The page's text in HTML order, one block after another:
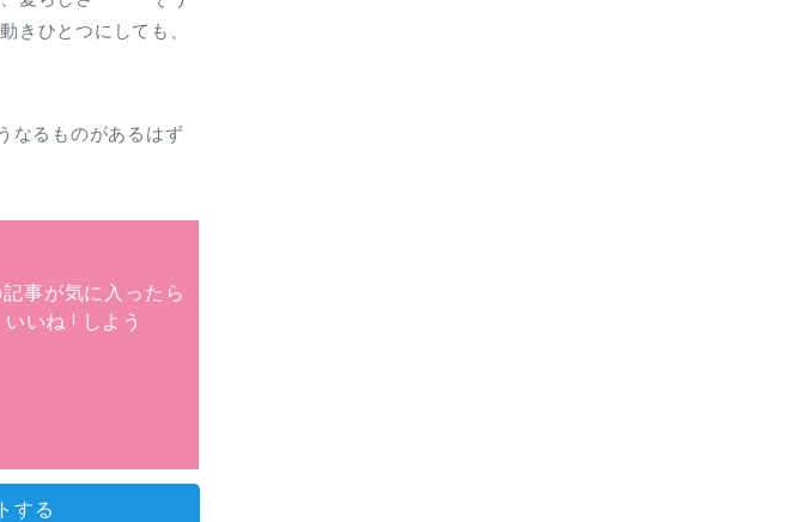
きひとつにしても、
なるものがあるはず
記事が気に入ったら
いいね ! しよう
する